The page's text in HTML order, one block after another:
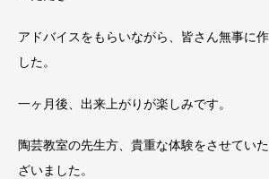
アドバイスをもらいながら、皆さん無事に
した。
一ヶ月後、出来上がりが楽しみです。
陶芸教室の先生方、貴重な体験をさせてい
ざいました。